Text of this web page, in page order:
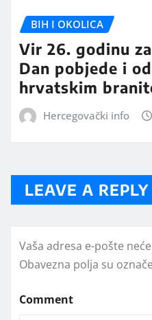
BIH I OKOLICA
Vir 26. godinu
Dan pobjede i
hrvatskim
Hercegovački info
LEAVE A REPLY
Vaša adresa e-pošte
Obavezna polja su
Comment